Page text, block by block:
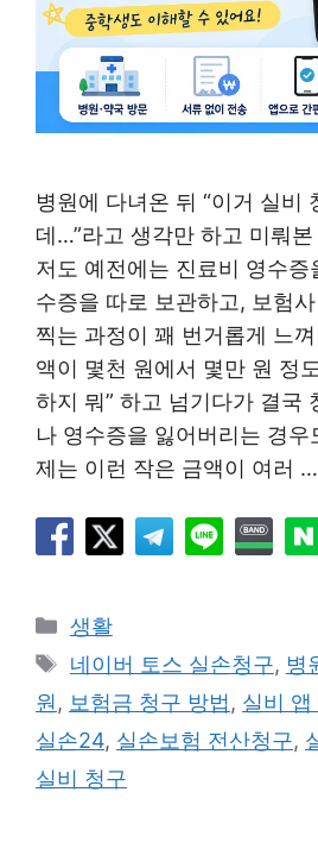
병원에 다녀온 뒤 “이거 실비
데…”라고 생각만 하고 미뤄
저도 예전에는 진료비 영수증
수증을 따로 보관하고, 보험
찍는 과정이 꽤 번거롭게 느
액이 몇천 원에서 몇만 원 정
하지 뭐” 하고 넘기다가 결국
나 영수증을 잃어버리는 경우
제는 이런 작은 금액이 여러 …
카
테
리
생활
태
그
네이버 토스 실손청구, 병
원, 보험금 청구 방법, 실비 앱
실손24, 실손보험 전산청구,
실비 청구